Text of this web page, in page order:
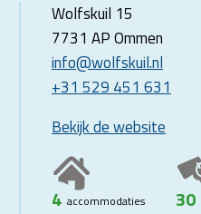
Wolfskuil 15
7731 AP Ommen
info@wolfskuil.nl
+31 529 451 631
Bekijk de website
4 accommodaties 30